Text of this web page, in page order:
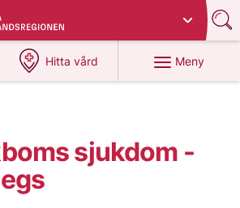
region
Hitta vård
på 1177.se
Meny
sjukdom -